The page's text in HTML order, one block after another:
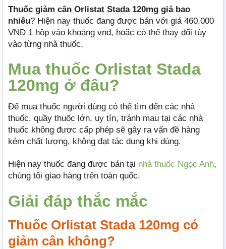
Thuốc giảm cân Orlistat Stada 120mg giá bao
nhiêu? Hiện nay thuốc đang được bán với giá 460.000
VNĐ 1 hộp vào khoảng vnđ, hoặc có thể thay đổi tùy
vào từng nhà thuốc.
Mua thuốc Orlistat Stada
120mg ở đâu?
Để mua thuốc người dùng có thể tìm đến các nhà
thuốc, quầy thuốc lớn, uy tín, tránh mau tại các nhà
thuốc không được cấp phép sẽ gây ra vấn đề hàng
kém chất lượng, không đạt tác dụng khi dùng.
Hiện nay thuốc đang được bán tại nhà thuốc Ngọc Anh,
chúng tôi giao hàng trên toàn quốc.
Giải đáp thắc mắc
Thuốc Orlistat Stada 120mg có
giảm cân không?